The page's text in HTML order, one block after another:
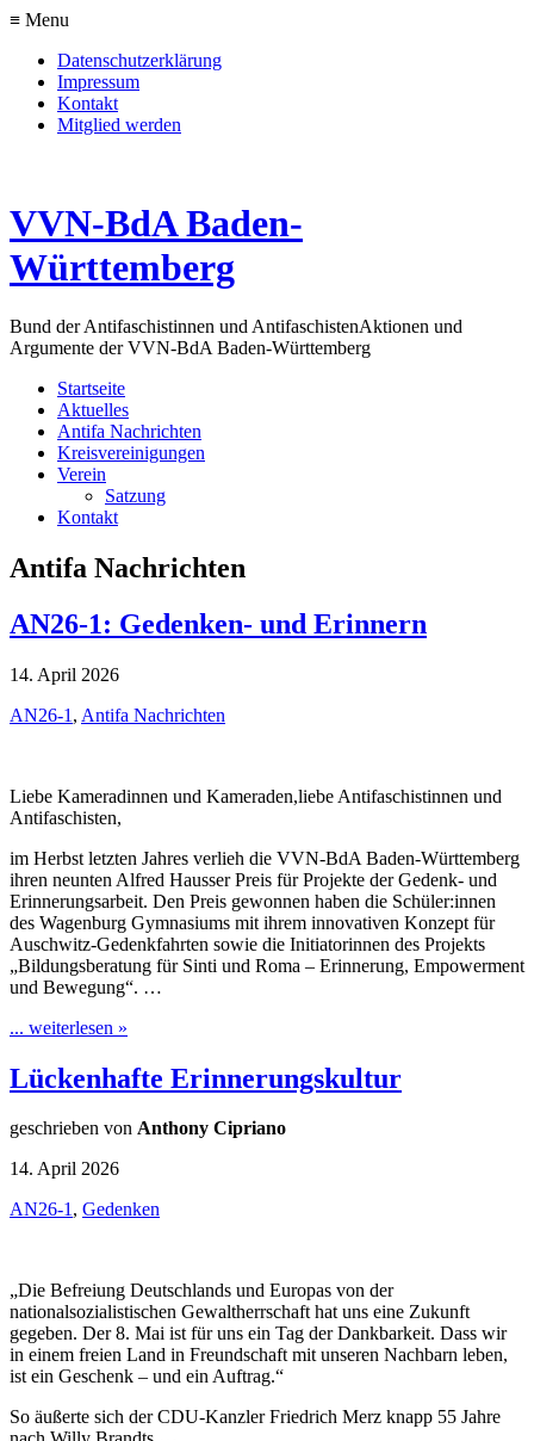
≡ Menu
Datenschutzerklärung
Impressum
Kontakt
Mitglied werden
VVN-BdA Baden-
Württemberg
Bund der Antifaschistinnen und AntifaschistenAktionen und
Argumente der VVN-BdA Baden-Württemberg
Startseite
Aktuelles
Antifa Nachrichten
Kreisvereinigungen
Verein
Satzung
Kontakt
Antifa Nachrichten
AN26-1: Gedenken- und Erinnern
14. April 2026
AN26-1 , Antifa Nachrichten
Liebe Kameradinnen und Kameraden,liebe Antifaschistinnen und
Antifaschisten,
im Herbst letzten Jahres verlieh die VVN-BdA Baden-Württemberg
ihren neunten Alfred Hausser Preis für Projekte der Gedenk- und
Erinnerungsarbeit. Den Preis gewonnen haben die Schüler:innen
des Wagenburg Gymnasiums mit ihrem innovativen Konzept für
Auschwitz-Gedenkfahrten sowie die Initiatorinnen des Projekts
„Bildungsberatung für Sinti und Roma – Erinnerung, Empowerment
und Bewegung“. …
... weiterlesen »
Lückenhafte Erinnerungskultur
geschrieben von Anthony Cipriano
14. April 2026
AN26-1, Gedenken
„Die Befreiung Deutschlands und Europas von der
nationalsozialistischen Gewaltherrschaft hat uns eine Zukunft
gegeben. Der 8. Mai ist für uns ein Tag der Dankbarkeit. Dass wir
in einem freien Land in Freundschaft mit unseren Nachbarn leben,
ist ein Geschenk – und ein Auftrag.“
So äußerte sich der CDU-Kanzler Friedrich Merz knapp 55 Jahre